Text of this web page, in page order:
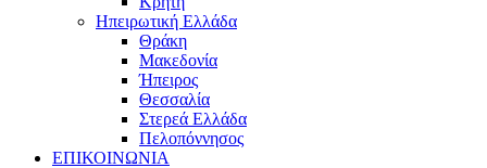
Ηπειρωτική Ελλάδα
Θράκη
Μακεδονία
Ήπειρος
Θεσσαλία
Στερεά Ελλάδα
Πελοπόννησος
ΕΠΙΚΟΙΝΩΝΙΑ